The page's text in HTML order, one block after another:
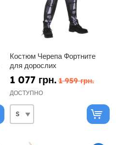
Костюм Черепа Фортните
для дорослих
1 077 грн. 1 959 грн.
ДОСТУПНО